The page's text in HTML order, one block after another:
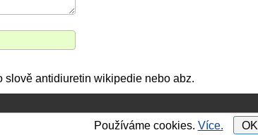
slově antidiuretin wikipedie nebo abz.
Používáme cookies. Více. OK